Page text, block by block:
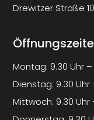
Drewitzer Straße
Montag: 9.30 Uhr –
Dienstag: 9.30 Uhr
Mittwoch: 9.30 Uhr